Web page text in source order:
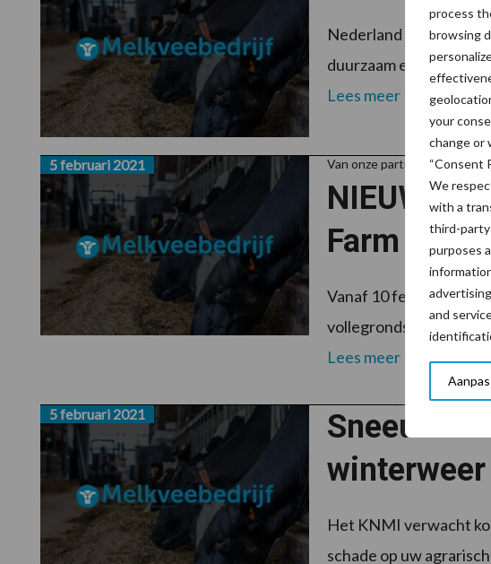
process
browsing
your
change or
“Consent
We
with a
third-party
purposes
and
Nederland ontvangt in
duurzaam en
Lees meer
Van onze partner Yara
NIEUW:
Farm
5 februari 2021
Vanaf 10 februari
Lees meer
Sneeuw
winterweer
5 februari 2021
Het KNMI verwacht
schade op uw